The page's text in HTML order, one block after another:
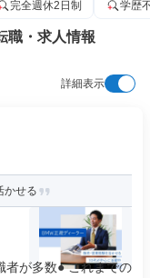
完全週休2日制 学歴
職・求人情報
詳細表示
かせる
者が多数● これまでの